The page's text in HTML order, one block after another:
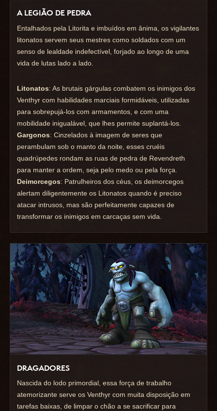
A LEGIÃO DE PEDRA
Entalhados pela Litorita e imbuídos em ânima, os vigilantes
litonatos servem seus mestres como soldados com um
senso de lealdade indefectível, forjado ao longo de uma
vida de lutas lado a lado.
Litonatos: As brutais gárgulas combatem os inimigos dos
Venthyr com habilidades marciais formidáveis, utilizadas
para sobrepujá-los com armamentos, e com uma
mobilidade inigualável, que lhes permite suplantá-los.
Gargonos: Cinzelados à imagem de seres que
perambulam sob o manto da noite, esses cruéis
quadrúpedes rondam as ruas de pedra de Revendreth
para manter a ordem, seja pelo medo ou pela força.
Deimorcegos: Patrulheiros dos céus, os deimorcegos
alertam diligentemente os Litonatos quando é preciso
atacar intrusos, mas são perfeitamente capazes de
transformar os inimigos em carcaças sem vida.
DRAGADORES
Nascida do lodo primordial, essa força de trabalho
atemorizante serve os Venthyr com muita disposição em
tarefas baixas, de limpar o chão a se sacrificar para